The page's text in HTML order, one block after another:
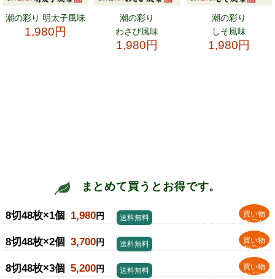
まとめて買うとお得です。
8切48枚×1個 1,980円
買い物
かごへ
送料無料
8切48枚×2個 3,700円
買い物
かごへ
送料無料
8切48枚×3個 5,200円
買い物
かごへ
送料無料